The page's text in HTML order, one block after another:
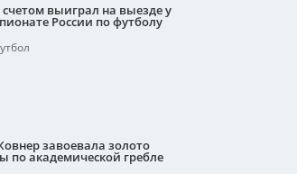
выиграл на выезде у
России по футболу
завоевала золото
по академической гребле